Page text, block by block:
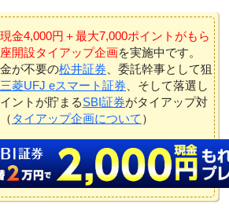
現金4,000円＋最大7,000ポイントがもら
開設タイアップ企画を実施中です。
が不要の松井証券 、委託幹事として狙
三菱UFJ eスマート証券 、そして落選し
ントが貯まるSBI証券がタイアップ対
タイアップ企画について ）